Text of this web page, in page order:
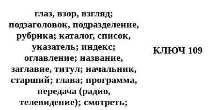
глаз, взор, взгляд;
подзаголовок, подразделение,
рубрика; каталог, список,
указатель; индекс;
оглавление; название,
заглавие, титул; начальник,
старший; глава; программа,
передача (радио,
телевидение); смотреть;
КЛЮЧ 109